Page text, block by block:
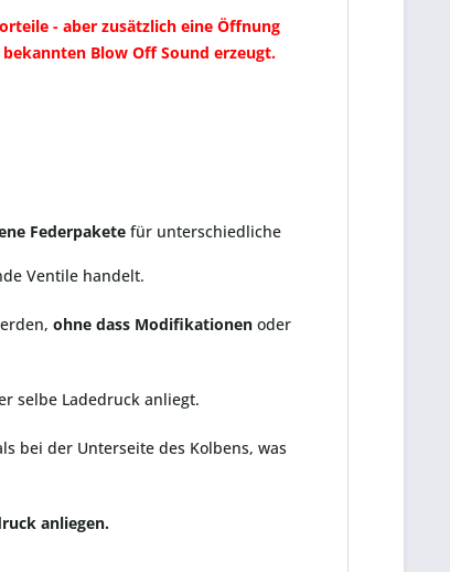
- aber zusätzlich eine Öffnung
Blow Off Sound erzeugt.
Federpakete für unterschiedliche
Ventile handelt.
ohne dass Modifikationen oder
selbe Ladedruck anliegt.
bei der Unterseite des Kolbens, was
anliegen.